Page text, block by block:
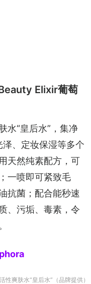
Elixir葡萄
水“皇后水”，集净
、定妆保湿等多个
天然纯素配方，可
一喷即可紧致毛
抗菌；配合能秒速
、污垢、毒素，令
爽肤水“皇后水”（品牌提供）